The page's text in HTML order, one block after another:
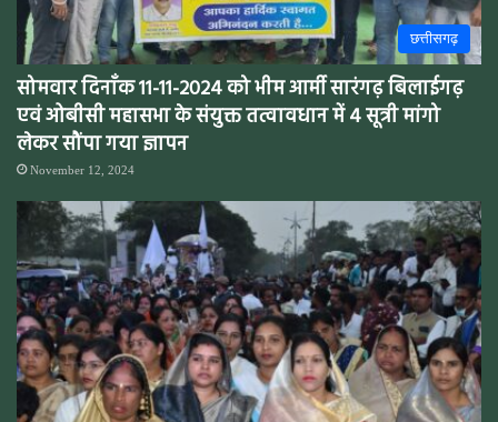
छत्तीसगढ़
सोमवार दिनाँक 11-11-2024 को भीम आर्मी सारंगढ़ बिलाईगढ़
एवं ओबीसी महासभा के संयुक्त तत्वावधान में 4 सूत्री मांगो
लेकर सौंपा गया ज्ञापन
November 12, 2024